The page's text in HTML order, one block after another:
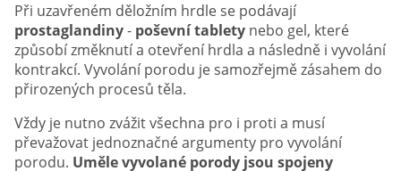
Při uzavřeném děložním hrdle se podávají
prostaglandiny- poševní tablety nebo gel, které
způsobí změknutí a otevření hrdla a následně i vyvolání
kontrakcí. Vyvolání porodu je samozřejmě zásahem do
přirozených procesů těla.
Vždy je nutno zvážit všechna pro i proti a musí
převažovat jednoznačné argumenty pro vyvolání
porodu. Uměle vyvolané porody jsou spojeny